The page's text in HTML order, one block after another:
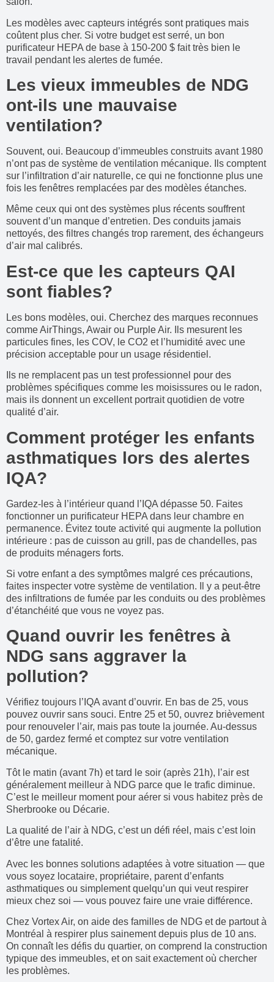
Les modèles avec capteurs intégrés sont pratiques mais
coûtent plus cher. Si votre budget est serré, un bon
purificateur HEPA de base à 150-200 $ fait très bien le
travail pendant les alertes de fumée.
Les vieux immeubles de NDG
ont-ils une mauvaise
ventilation?
Souvent, oui. Beaucoup d’immeubles construits avant 1980
n’ont pas de système de ventilation mécanique. Ils comptent
sur l’infiltration d’air naturelle, ce qui ne fonctionne plus une
fois les fenêtres remplacées par des modèles étanches.
Même ceux qui ont des systèmes plus récents souffrent
souvent d’un manque d’entretien. Des conduits jamais
nettoyés, des filtres changés trop rarement, des échangeurs
d’air mal calibrés.
Est-ce que les capteurs QAI
sont fiables?
Les bons modèles, oui. Cherchez des marques reconnues
comme AirThings, Awair ou Purple Air. Ils mesurent les
particules fines, les COV, le CO2 et l’humidité avec une
précision acceptable pour un usage résidentiel.
Ils ne remplacent pas un test professionnel pour des
problèmes spécifiques comme les moisissures ou le radon,
mais ils donnent un excellent portrait quotidien de votre
qualité d’air.
Comment protéger les enfants
asthmatiques lors des alertes
IQA?
Gardez-les à l’intérieur quand l’IQA dépasse 50. Faites
fonctionner un purificateur HEPA dans leur chambre en
permanence. Évitez toute activité qui augmente la pollution
intérieure : pas de cuisson au grill, pas de chandelles, pas
de produits ménagers forts.
Si votre enfant a des symptômes malgré ces précautions,
faites inspecter votre système de ventilation. Il y a peut-être
des infiltrations de fumée par les conduits ou des problèmes
d’étanchéité que vous ne voyez pas.
Quand ouvrir les fenêtres à
NDG sans aggraver la
pollution?
Vérifiez toujours l’IQA avant d’ouvrir. En bas de 25, vous
pouvez ouvrir sans souci. Entre 25 et 50, ouvrez brièvement
pour renouveler l’air, mais pas toute la journée. Au-dessus
de 50, gardez fermé et comptez sur votre ventilation
mécanique.
Tôt le matin (avant 7h) et tard le soir (après 21h), l’air est
généralement meilleur à NDG parce que le trafic diminue.
C’est le meilleur moment pour aérer si vous habitez près de
Sherbrooke ou Décarie.
La qualité de l’air à NDG, c’est un défi réel, mais c’est loin
d’être une fatalité.
Avec les bonnes solutions adaptées à votre situation — que
vous soyez locataire, propriétaire, parent d’enfants
asthmatiques ou simplement quelqu’un qui veut respirer
mieux chez soi — vous pouvez faire une vraie différence.
Chez Vortex Air, on aide des familles de NDG et de partout à
Montréal à respirer plus sainement depuis plus de 10 ans.
On connaît les défis du quartier, on comprend la construction
typique des immeubles, et on sait exactement où chercher
les problèmes.